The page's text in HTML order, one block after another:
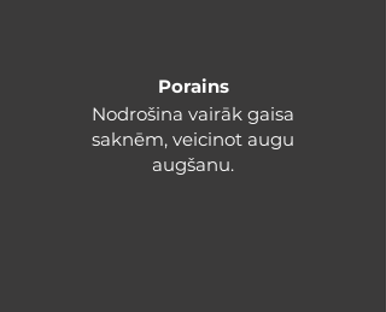
Porains
Nodrošina vairāk gaisa
saknēm, veicinot augu
augšanu.